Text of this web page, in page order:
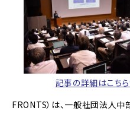
記事の詳細はこち
FRONTS）は、一般社団法人